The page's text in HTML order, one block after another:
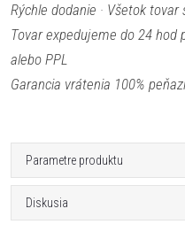
Rýchle dodanie · Všetok
Tovar expedujeme do 24 hod
alebo PPL
Garancia vrátenia 100% peňazí
Parametre produktu
Diskusia